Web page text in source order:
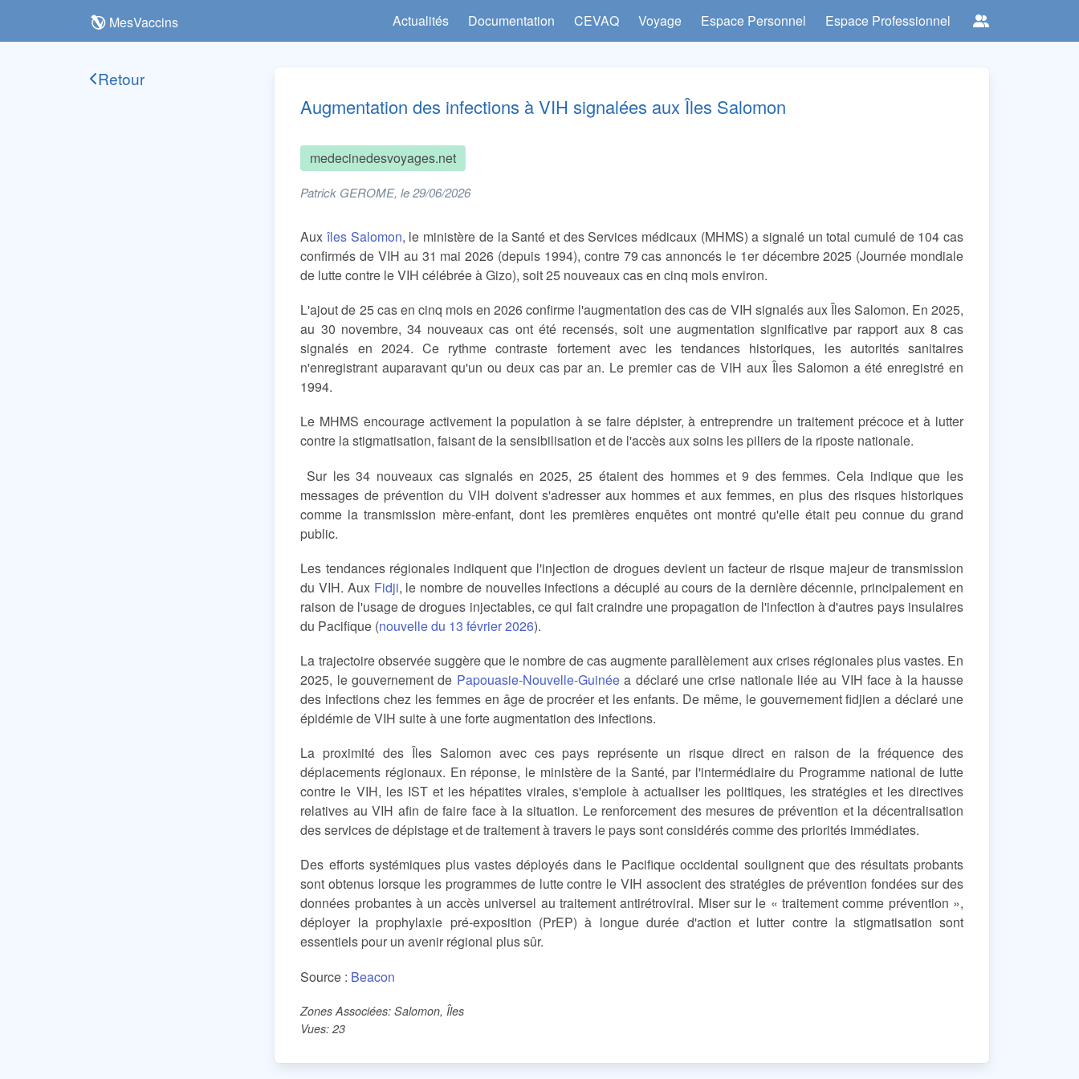
MesVaccins Actualités Documentation CEVAQ Voyage Espace Personnel Espace Professionnel
Retour
Augmentation des infections à VIH signalées aux Îles Salomon
medecinedesvoyages.net
Patrick GEROME, le 29/06/2026
Auxîles Salomon, le ministère de la Santé et des Services médicaux (MHMS) a signalé un total cumulé de 104 cas
confirmés de VIH au 31 mai 2026 (depuis 1994), contre 79 cas annoncés le 1er décembre 2025 (Journée mondiale
de lutte contre le VIH célébrée à Gizo), soit 25 nouveaux cas en cinq mois environ.
L'ajout de 25 cas en cinq mois en 2026 confirme l'augmentation des cas de VIH signalés aux Îles Salomon. En 2025,
au 30 novembre, 34 nouveaux cas ont été recensés, soit une augmentation significative par rapport aux 8 cas
signalés en 2024. Ce rythme contraste fortement avec les tendances historiques, les autorités sanitaires
n'enregistrant auparavant qu'un ou deux cas par an. Le premier cas de VIH aux Îles Salomon a été enregistré en
1994.
Le MHMS encourage activement la population à se faire dépister, à entreprendre un traitement précoce et à lutter
contre la stigmatisation, faisant de la sensibilisation et de l'accès aux soins les piliers de la riposte nationale.
Sur les 34 nouveaux cas signalés en 2025, 25 étaient des hommes et 9 des femmes. Cela indique que les
messages de prévention du VIH doivent s'adresser aux hommes et aux femmes, en plus des risques historiques
comme la transmission mère-enfant, dont les premières enquêtes ont montré qu'elle était peu connue du grand
public.
Les tendances régionales indiquent que l'injection de drogues devient un facteur de risque majeur de transmission
du VIH. Aux Fidji, le nombre de nouvelles infections a décuplé au cours de la dernière décennie, principalement en
raison de l'usage de drogues injectables, ce qui fait craindre une propagation de l'infection à d'autres pays insulaires
du Pacifique (nouvelle du 13 février 2026).
La trajectoire observée suggère que le nombre de cas augmente parallèlement aux crises régionales plus vastes. En
2025, le gouvernement de Papouasie-Nouvelle-Guinéea déclaré une crise nationale liée au VIH face à la hausse
des infections chez les femmes en âge de procréer et les enfants. De même, le gouvernement fidjien a déclaré une
épidémie de VIH suite à une forte augmentation des infections.
La proximité des Îles Salomon avec ces pays représente un risque direct en raison de la fréquence des
déplacements régionaux. En réponse, le ministère de la Santé, par l'intermédiaire du Programme national de lutte
contre le VIH, les IST et les hépatites virales, s'emploie à actualiser les politiques, les stratégies et les directives
relatives au VIH afin de faire face à la situation. Le renforcement des mesures de prévention et la décentralisation
des services de dépistage et de traitement à travers le pays sont considérés comme des priorités immédiates.
Des efforts systémiques plus vastes déployés dans le Pacifique occidental soulignent que des résultats probants
sont obtenus lorsque les programmes de lutte contre le VIH associent des stratégies de prévention fondées sur des
données probantes à un accès universel au traitement antirétroviral. Miser sur le « traitement comme prévention »,
déployer la prophylaxie pré-exposition (PrEP) à longue durée d'action et lutter contre la stigmatisation sont
essentiels pour un avenir régional plus sûr.
Source : Beacon
Zones Associées: Salomon, Îles
Vues: 23